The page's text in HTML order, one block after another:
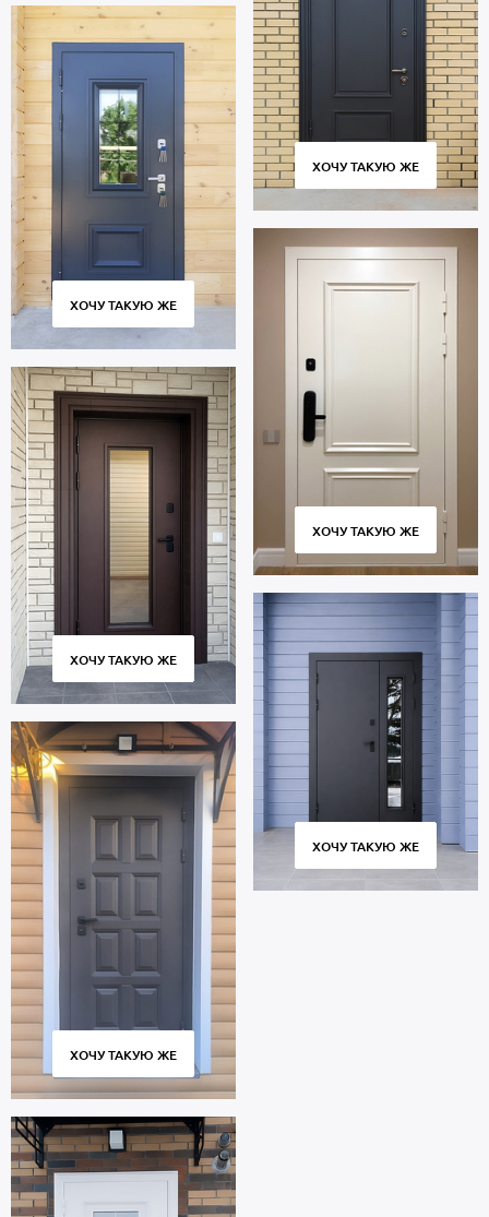
ХОЧУ ТАКУЮ ЖЕ
ХОЧУ ТАКУЮ ЖЕ
ХОЧУ ТАКУЮ ЖЕ
ХОЧУ ТАКУЮ ЖЕ
ХОЧУ ТАКУЮ ЖЕ
ХОЧУ ТАКУЮ ЖЕ